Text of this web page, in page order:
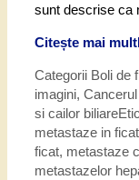
sunt descrise ca
Citește mai mult
Categorii Boli de
imagini,
si cailor biliare
metastaze in ficat
ficat, metastaze
metastazelor